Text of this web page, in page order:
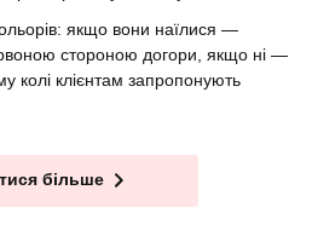
якщо вони наїлися —
стороною догори, якщо ні —
колі клієнтам запропонують
більше